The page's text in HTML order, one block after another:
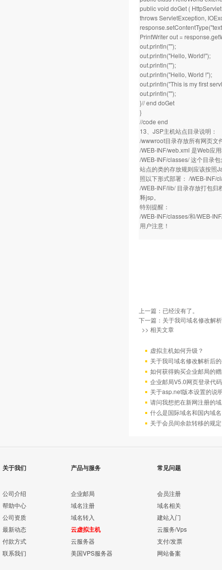
public void doGet (
throws ServletException,
PrintWriter out =
out.println("");
out.println("Hello, World!");
out.println("");
out.println("Hello, World !");
out.println("This is my first
out.println("");
}// end doGet
}
//code end
13、JSP主机站点目录说明：
/wwwroot目录存放所有网页文
/WEB-INF/web.xml 是Web应
/WEB-INF/classes/ 这个目录
站点的类的存放规则应该按照
照以下形式部署： /WEB-INF/
/WEB-INF/lib/ 目录存放打包
释jsp。
特别提醒：
/WEB-INF/classes/和/WEB-
用户注意！
上一篇：已经没有了。
下一篇： 关于我司域名修改解
>> 相关文章
虚拟主机如何升级？
关于我司域名修改解析后
如何获得购买企业邮局的
企业邮局V5.0网页登录代码
关于asp.net版本设置的说
请问我想把在新网注册的
什么是国际域名和国内域
关于会员间余款转移的规定
关于我们
公司介绍
帮助中心
公司资质
最新动态
付款方式
联系我们
产品与服务
企业邮局
域名注册
域名转入
云虚拟主机
云服务器
美国VPS服务器
常见问题
会员注册
域名相关
建站入门
云服务/Vps
支付/发票
网站备案